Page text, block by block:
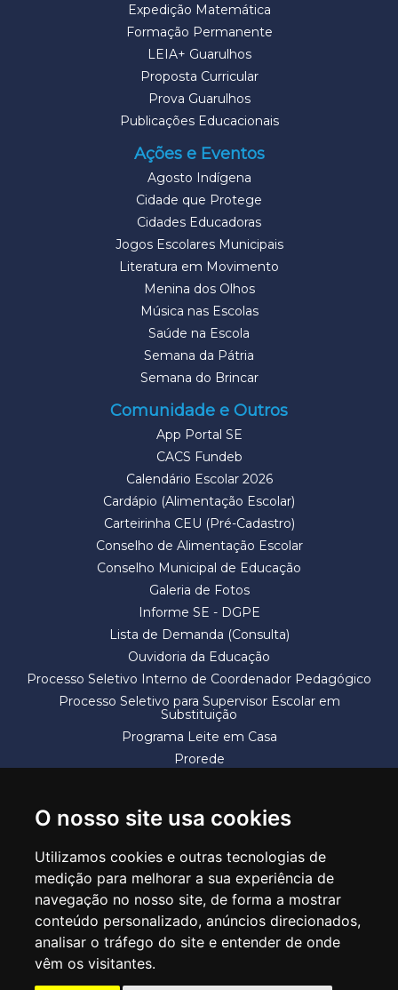
O nosso site usa cookies
Utilizamos cookies e outras tecnologias de
medição para melhorar a sua experiência de
navegação no nosso site, de forma a mostrar
conteúdo personalizado, anúncios direcionados,
analisar o tráfego do site e entender de onde
vêm os visitantes.
Expedição Matemática
Formação Permanente
LEIA+ Guarulhos
Proposta Curricular
Prova Guarulhos
Publicações Educacionais
Ações e Eventos
Agosto Indígena
Cidade que Protege
Cidades Educadoras
Jogos Escolares Municipais
Literatura em Movimento
Menina dos Olhos
Música nas Escolas
Saúde na Escola
Semana da Pátria
Semana do Brincar
Comunidade e Outros
App Portal SE
CACS Fundeb
Calendário Escolar 2026
Cardápio (Alimentação Escolar)
Carteirinha CEU (Pré-Cadastro)
Conselho de Alimentação Escolar
Conselho Municipal de Educação
Galeria de Fotos
Informe SE - DGPE
Lista de Demanda (Consulta)
Ouvidoria da Educação
Processo Seletivo Interno de Coordenador Pedagógico
Processo Seletivo para Supervisor Escolar em
Substituição
Programa Leite em Casa
Prorede
SECRETARIA DE EDUCAÇÃO
Rua Claudino Barbosa, 313 - Macedo - Guarulhos/SP CEP 07113-040
Central de Atendimento: *55 11 2475-7300